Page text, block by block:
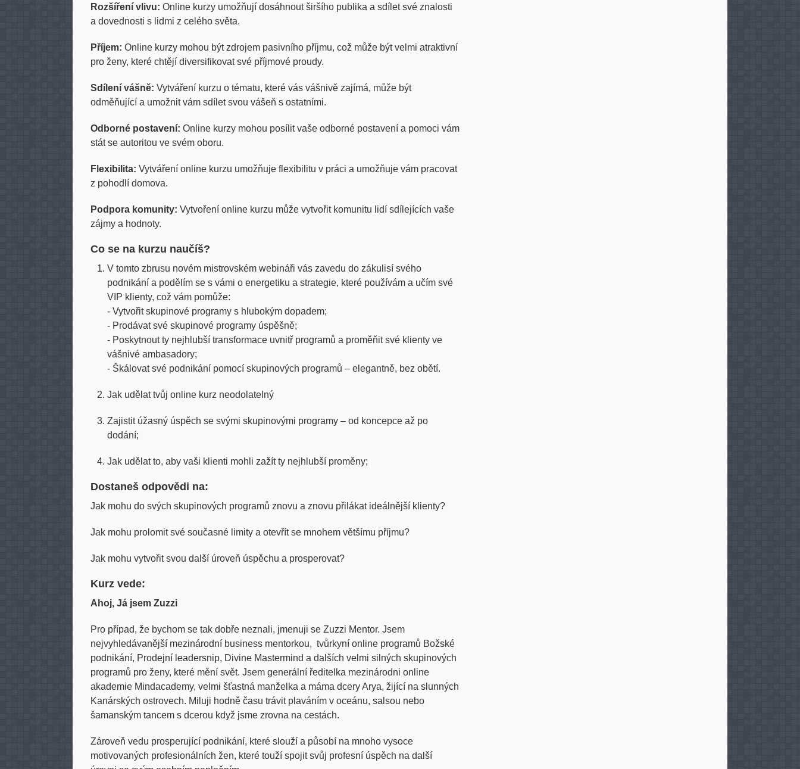
Rozšíření vlivu: Online kurzy umožňují dosáhnout širšího publika a sdílet své znalosti
a dovednosti s lidmi z celého světa.
Příjem: Online kurzy mohou být zdrojem pasivního příjmu, což může být velmi atraktivní
pro ženy, které chtějí diversifikovat své příjmové proudy.
Sdílení vášně: Vytváření kurzu o tématu, které vás vášnivě zajímá, může být
odměňující a umožnit vám sdílet svou vášeň s ostatními.
Odborné postavení: Online kurzy mohou posílit vaše odborné postavení a pomoci vám
stát se autoritou ve svém oboru.
Flexibilita: Vytváření online kurzu umožňuje flexibilitu v práci a umožňuje vám pracovat
z pohodlí domova.
Podpora komunity: Vytvoření online kurzu může vytvořit komunitu lidí sdílejících vaše
zájmy a hodnoty.
Co se na kurzu naučíš?
V tomto zbrusu novém mistrovském webináři vás zavedu do zákulisí svého
podnikání a podělím se s vámi o energetiku a strategie, které používám a učím své
VIP klienty, což vám pomůže:
- Vytvořit skupinové programy s hlubokým dopadem;
- Prodávat své skupinové programy úspěšně;
- Poskytnout ty nejhlubší transformace uvnitř programů a proměňit své klienty ve
vášnivé ambasadory;
- Škálovat své podnikání pomocí skupinových programů – elegantně, bez obětí.
Jak udělat tvůj online kurz neodolatelný
Zajistit úžasný úspěch se svými skupinovými programy – od koncepce až po
dodání;
Jak udělat to, aby vaši klienti mohli zažít ty nejhlubší proměny;
Dostaneš odpovědi na:
Jak mohu do svých skupinových programů znovu a znovu přilákat ideálnější klienty?
Jak mohu prolomit své současné limity a otevřít se mnohem většímu příjmu?
Jak mohu vytvořit svou další úroveň úspěchu a prosperovat?
Kurz vede:
Ahoj, Já jsem Zuzzi
Pro případ, že bychom se tak dobře neznali, jmenuji se Zuzzi Mentor. Jsem
nejvyhledávanější mezinárodní business mentorkou, tvůrkyní online programů Božské
podnikání, Prodejní leadersnip, Divine Mastermind a dalších velmi silných skupinových
programů pro ženy, které mění svět. Jsem generální ředitelka mezinárodni online
akademie Mindacademy, velmi šťastná manželka a máma dcery Arya, žijící na slunných
Kanárských ostrovech. Miluji hodně času trávit plaváním v oceánu, salsou nebo
šamanským tancem s dcerou když jsme zrovna na cestách.
Zároveň vedu prosperující podnikání, které slouží a působí na mnoho vysoce
motivovaných profesionálních žen, které touží spojit svůj profesní úspěch na další